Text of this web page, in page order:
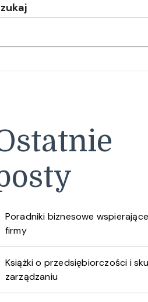
Poradniki biznesowe
firmy
Książki o przedsiębiorczości i
zarządzaniu